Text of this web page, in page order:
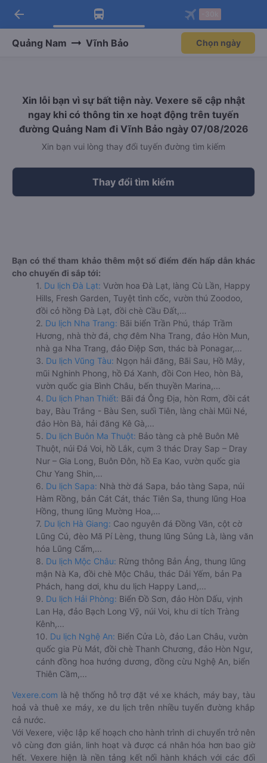
Tải app Vexere ngay!
Nhận ưu đãi thành viên độc
Mở app
Tải app Vexere
-30k/ghế khi đặt vé máy bay qua
Mở app
arrow_back
Quảng Nam Vĩnh Bảo Chọn ngày
Xin lỗi bạn vì sự bất tiện này. Vexere sẽ cập nhật
ngay khi có thông tin xe hoạt động trên tuyến
đường Quảng Nam đi Vĩnh Bảo ngày 07/08/2026
Xin bạn vui lòng thay đổi tuyến đường tìm kiếm
Thay đổi tìm kiếm
Bạn có thể tham khảo thêm một số điểm đến hấp dẫn khác
cho chuyến đi sắp tới:
1. Du lịch Đà Lạt: Vườn hoa Đà Lạt, làng Cù Lần, Happy
Hills, Fresh Garden, Tuyệt tình cốc, vườn thú Zoodoo,
đồi cỏ hồng Đà Lạt, đồi chè Cầu Đất,...
2. Du lịch Nha Trang: Bãi biển Trần Phú, tháp Trầm
Hương, nhà thờ đá, chợ đêm Nha Trang, đảo Hòn Mun,
nhà ga Nha Trang, đảo Điệp Sơn, thác bà Ponagar,...
3. Du lịch Vũng Tàu: Ngọn hải đăng, Bãi Sau, Hồ Mây,
mũi Nghinh Phong, hồ Đá Xanh, đồi Con Heo, hòn Bà,
vườn quốc gia Bình Châu, bến thuyền Marina,...
4. Du lịch Phan Thiết: Bãi đá Ông Địa, hòn Rơm, đồi cát
bay, Bàu Trắng - Bàu Sen, suối Tiên, làng chài Mũi Né,
đảo Hòn Bà, hải đăng Kê Gà,...
5. Du lịch Buôn Ma Thuột: Bảo tàng cà phê Buôn Mê
Thuột, núi Đá Voi, hồ Lắk, cụm 3 thác Dray Sap – Dray
Nur – Gia Long, Buôn Đôn, hồ Ea Kao, vườn quốc gia
Chư Yang Shin,...
6. Du lịch Sapa: Nhà thờ đá Sapa, bảo tàng Sapa, núi
Hàm Rồng, bản Cát Cát, thác Tiên Sa, thung lũng Hoa
Hồng, thung lũng Mường Hoa,...
7. Du lịch Hà Giang: Cao nguyên đá Đồng Văn, cột cờ
Lũng Cú, đèo Mã Pí Lèng, thung lũng Sủng Là, làng văn
hóa Lũng Cẩm,...
8. Du lịch Mộc Châu: Rừng thông Bản Áng, thung lũng
mận Nà Ka, đồi chè Mộc Châu, thác Dải Yếm, bản Pa
Phách, hang dơi, khu du lịch Happy Land,...
9. Du lịch Hải Phòng: Biển Đồ Sơn, đảo Hòn Dấu, vịnh
Lan Hạ, đảo Bạch Long Vỹ, núi Voi, khu di tích Tràng
Kênh,...
10. Du lịch Nghệ An: Biển Cửa Lò, đảo Lan Châu, vườn
quốc gia Pù Mát, đồi chè Thanh Chương, đảo Hòn Ngư,
cánh đồng hoa hướng dương, đồng cừu Nghệ An, biển
Thiên Cầm,...
Vexere.com là hệ thống hỗ trợ đặt vé xe khách, máy bay, tàu
hoả và thuê xe máy, xe du lịch trên nhiều tuyến đường khắp
cả nước.
Với Vexere, việc lập kế hoạch cho hành trình di chuyển trở nên
vô cùng đơn giản, linh hoạt và được cá nhân hóa hơn bao giờ
hết. Vexere hiện là nền tảng kết nối hành khách với các đối